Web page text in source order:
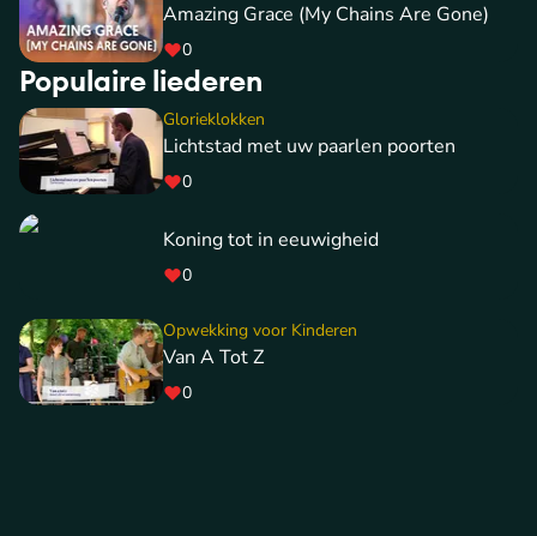
Amazing Grace (My Chains Are Gone)
0
Populaire liederen
Glorieklokken
Lichtstad met uw paarlen poorten
0
Koning tot in eeuwigheid
0
Opwekking voor Kinderen
Van A Tot Z
0